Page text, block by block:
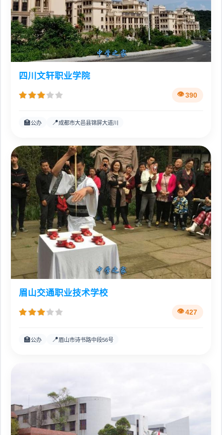
四川文轩职业学院
390
🏫公办 📍成都市大邑县锦屏大道川
眉山交通职业技术学校
427
🏫公办 📍眉山市诗书路中段56号